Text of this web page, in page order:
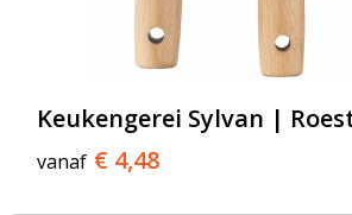
Keukengerei Sylvan |
vanaf € 4,48